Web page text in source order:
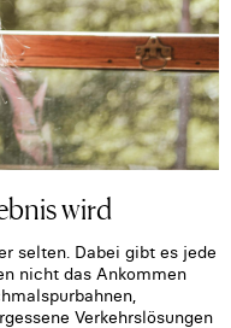
wird
selten. Dabei gibt es jede
nicht das Ankommen
Verkehrslösungen